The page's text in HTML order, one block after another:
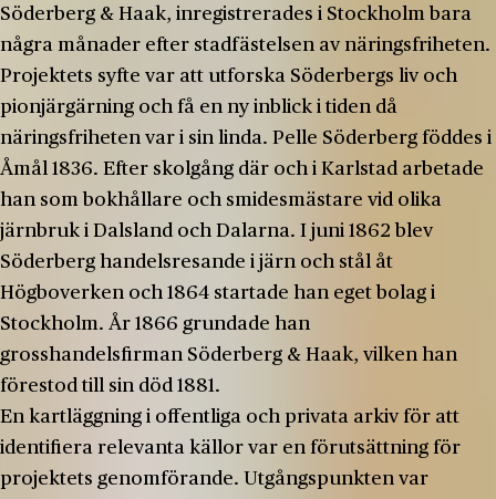
Söderberg & Haak, inregistrerades i Stockholm bara
några månader efter stadfästelsen av näringsfriheten.
Projektets syfte var att utforska Söderbergs liv och
pionjärgärning och få en ny inblick i tiden då
näringsfriheten var i sin linda. Pelle Söderberg föddes i
Åmål 1836. Efter skolgång där och i Karlstad arbetade
han som bokhållare och smidesmästare vid olika
järnbruk i Dalsland och Dalarna. I juni 1862 blev
Söderberg handelsresande i järn och stål åt
Högboverken och 1864 startade han eget bolag i
Stockholm. År 1866 grundade han
grosshandelsfirman Söderberg & Haak, vilken han
förestod till sin död 1881.
En kartläggning i offentliga och privata arkiv för att
identifiera relevanta källor var en förutsättning för
projektets genomförande. Utgångspunkten var